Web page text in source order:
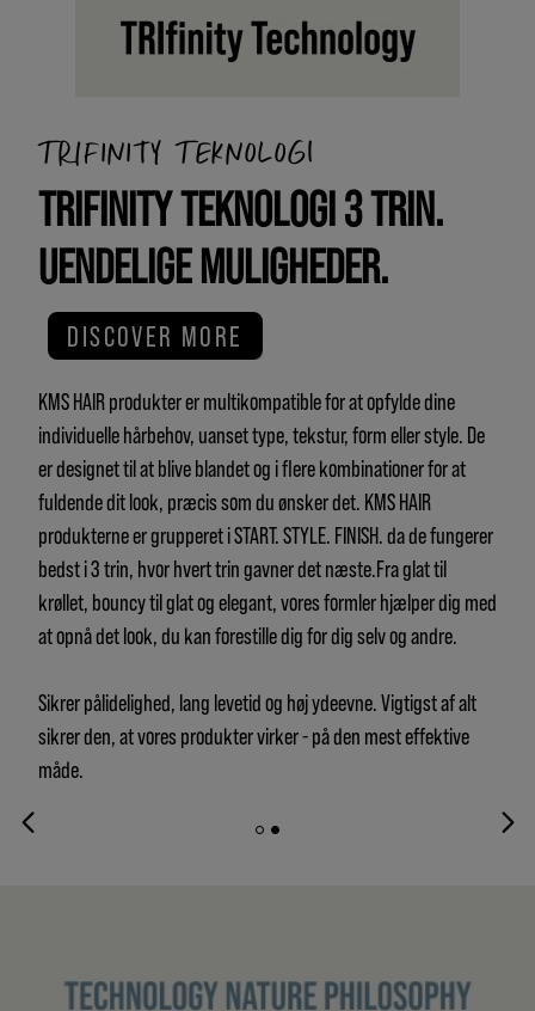
TRIFINITY TEKNOLOGI
TRIFINITY TEKNOLOGI 3 TRIN.
UENDELIGE MULIGHEDER.
DISCOVER MORE
KMS HAIR produkter er multikompatible for at opfylde dine
individuelle hårbehov, uanset type, tekstur, form eller style. De
er designet til at blive blandet og i flere kombinationer for at
fuldende dit look, præcis som du ønsker det. KMS HAIR
produkterne er grupperet i START. STYLE. FINISH. da de fungerer
bedst i 3 trin, hvor hvert trin gavner det næste.Fra glat til
krøllet, bouncy til glat og elegant, vores formler hjælper dig med
at opnå det look, du kan forestille dig for dig selv og andre.
Sikrer pålidelighed, lang levetid og høj ydeevne. Vigtigst af alt
sikrer den, at vores produkter virker - på den mest effektive
måde.